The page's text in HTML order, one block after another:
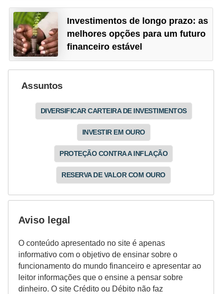
Investimentos de longo prazo: as
melhores opções para um futuro
financeiro estável
Assuntos
DIVERSIFICAR CARTEIRA DE INVESTIMENTOS
INVESTIR EM OURO
PROTEÇÃO CONTRA A INFLAÇÃO
RESERVA DE VALOR COM OURO
Aviso legal
O conteúdo apresentado no site é apenas
informativo com o objetivo de ensinar sobre o
funcionamento do mundo financeiro e apresentar ao
leitor informações que o ensine a pensar sobre
dinheiro. O site Crédito ou Débito não faz